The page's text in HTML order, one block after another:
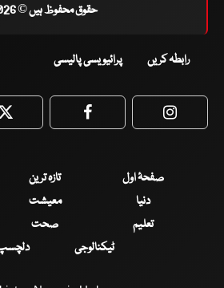
حقوق محفوظ ہیں © 2026
رابطہ کریں پرائیویسی پالیسی
Twitter Facebook
صفحۂ اول تازہ ترین
دنیا
معیشت
تعلیم
صحت
ٹیکنالوجی